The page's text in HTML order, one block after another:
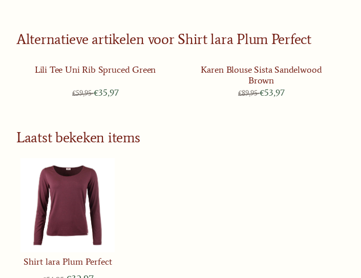
Alternatieve artikelen voor Shirt lara Plum Perfect
Lili Tee Uni Rib Spruced Green
Van 59,95 voor 35,97
€59,95€35,97
Karen Blouse Sista Sandelwood
Brown
Van 89,95 voor 53,97
€89,95€53,97
Laatst bekeken items
Shirt lara Plum Perfect